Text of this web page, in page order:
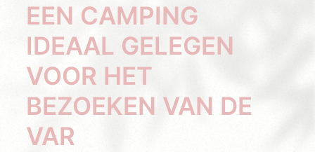
EEN CAMPING
IDEAAL GELEGEN
VOOR HET
BEZOEKEN VAN DE
VAR